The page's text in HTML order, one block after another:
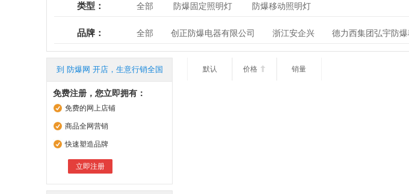
类型： 全部 防爆固定照明灯 防爆移动照明灯
品牌： 全部 创正防爆电器有限公司 浙江安企兴 德力西集团弘宇防
温州台创防爆电气有限公司
西安飞越照明科技有限公司 上海新
江苏新黎明防爆电器有限公司
洪江汇海
到 防爆网 开店，生意行销全国
免费注册，您立即拥有：
免费的网上店铺
商品全网营销
快速塑造品牌
立即注册
默认 价格  销量